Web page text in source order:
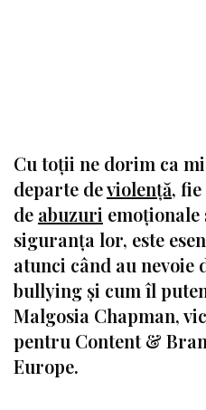
Cu toții ne dorim ca
departe deviolență,
de abuzuri emoționale
siguranța lor, este
atunci când au nevoie
bullying și cum îl
Malgosia Chapman,
pentru Content &
Europe.